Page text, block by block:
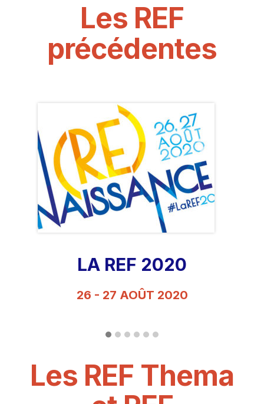
Les REF
précédentes
LA REF 2020
26 - 27 AOÛT 2020
Les REF Thema